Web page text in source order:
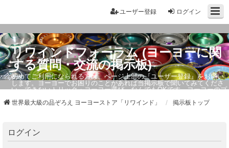
ログイン
ユーザー登録
リワインドフォーラム (ヨーヨーに関
する質問・交流の掲示板)
初めてご利用になられる方は、ページ上部の『ユーザー登録』をお願い
します。ヨーヨーでお困りのことがあれば当掲示板で聞いてみてくださ
い。できないトリック・ヨーヨー選び、なんでもOKです。ヨーヨーのプ
世界最大級の品ぞろえ ヨーヨーストア「リワインド」 掲示板トップ
ログイン